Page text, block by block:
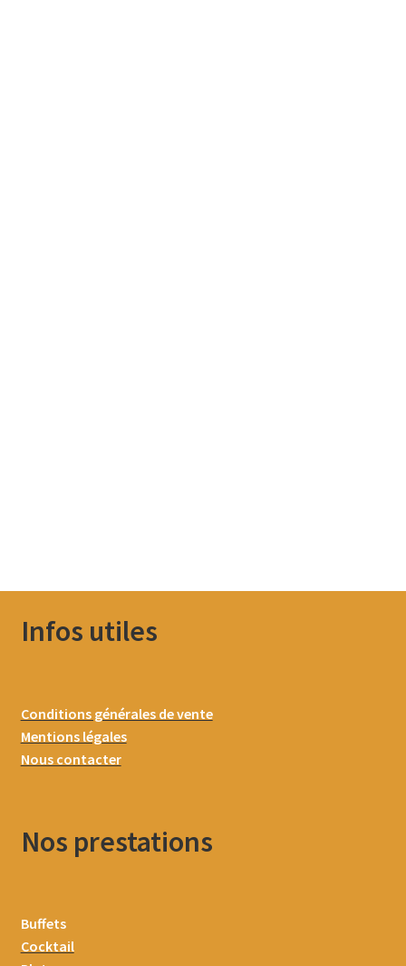
Infos utiles
Conditions générales de vente
Mentions légales
Nous contacter
Nos prestations
Buffets
Cocktail